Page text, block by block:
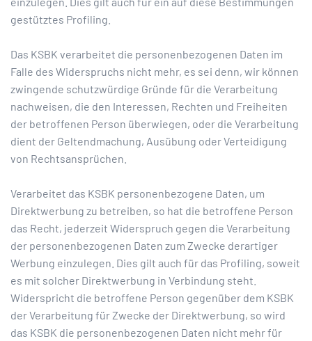
gestütztes Profiling.
Das KSBK verarbeitet die personenbezogenen Daten im
Falle des Widerspruchs nicht mehr, es sei denn, wir können
zwingende schutzwürdige Gründe für die Verarbeitung
nachweisen, die den Interessen, Rechten und Freiheiten
der betroffenen Person überwiegen, oder die Verarbeitung
dient der Geltendmachung, Ausübung oder Verteidigung
von Rechtsansprüchen.
Verarbeitet das KSBK personenbezogene Daten, um
Direktwerbung zu betreiben, so hat die betroffene Person
das Recht, jederzeit Widerspruch gegen die Verarbeitung
der personenbezogenen Daten zum Zwecke derartiger
Werbung einzulegen. Dies gilt auch für das Profiling, soweit
es mit solcher Direktwerbung in Verbindung steht.
Widerspricht die betroffene Person gegenüber dem KSBK
der Verarbeitung für Zwecke der Direktwerbung, so wird
das KSBK die personenbezogenen Daten nicht mehr für